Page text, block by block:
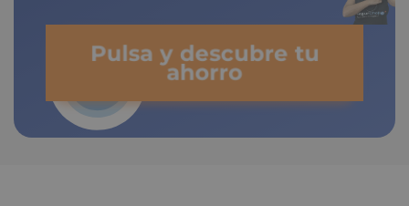
Pulsa y descubre tu
ahorro